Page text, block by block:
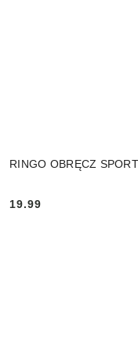
RINGO OBRĘCZ
Cena:
19.99